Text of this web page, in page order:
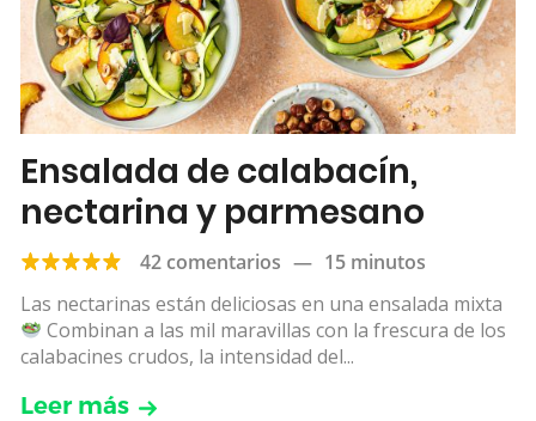
Ensalada de calabacín,
nectarina y parmesano
42 comentarios — 15 minutos
Las nectarinas están deliciosas en una ensalada mixta
Combinan a las mil maravillas con la frescura de los
calabacines crudos, la intensidad del...
Leer más